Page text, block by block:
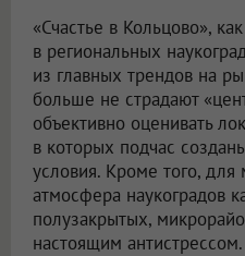
«Счастье в Кольцово»,
в региональных
из главных трендов на
больше не страдают
объективно оценивать
в которых подчас
условия. Кроме того, для
атмосфера наукоградов
полузакрытых,
настоящим антистрессом.